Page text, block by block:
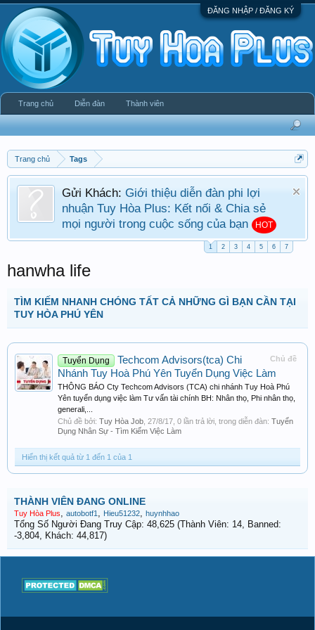
ĐĂNG NHẬP / ĐĂNG KÝ
Trang chủ Tags
Gửi Khách: Giới thiệu diễn đàn phi lợi
nhuận Tuy Hòa Plus: Kết nối & Chia sẻ
mọi người trong cuộc sống của bạn
HOT
1 2 3 4 5 6 7
hanwha life
TÌM KIẾM NHANH CHÓNG TẤT CẢ NHỮNG GÌ BẠN CẦN TẠI
TUY HÒA PHÚ YÊN
Chủ đề
Tuyển Dụng
Techcom Advisors(tca) Chi
Nhánh Tuy Hoà Phú Yên Tuyển Dụng Việc Làm
THÔNG BÁO Cty Techcom Advisors (TCA) chi nhánh Tuy Hoà Phú
Yên tuyển dụng việc làm Tư vấn tài chính BH: Nhân thọ, Phi nhân thọ,
generali,...
Chủ đề bởi: Tuy Hòa Job 27/8/17 , 0 lần trả lời, trong diễn đàn: Tuyển
Dụng Nhân Sự - Tìm Kiếm Việc Làm
Hiển thị kết quả từ 1 đến 1 của 1
THÀNH VIÊN ĐANG ONLINE
Tuy Hòa Plus, autobotf1 , Hieu51232, huynhhao
Tổng Số Người Đang Truy Cập: 48,625 (Thành Viên: 14, Banned:
-3,804, Khách: 44,817)
Trang chủ Diễn đàn Thành viên